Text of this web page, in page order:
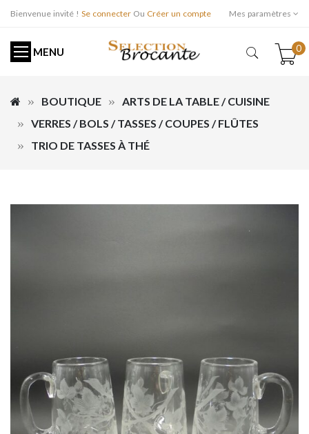
Bienvenue invité ! Se connecter Ou Créer un compte Mes paramètres
MENU 0
BOUTIQUE
ARTS DE LA TABLE / CUISINE
VERRES / BOLS / TASSES / COUPES / FLÛTES
TRIO DE TASSES À THÉ